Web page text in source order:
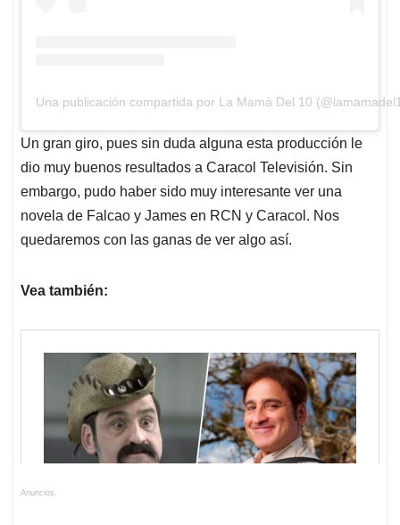
Una publicación compartida por La Mamá Del 10
Un gran giro, pues sin duda alguna esta producción le
dio muy buenos resultados a Caracol Televisión. Sin
embargo, pudo haber sido muy interesante ver una
novela de Falcao y James en RCN y Caracol. Nos
quedaremos con las ganas de ver algo así.
Vea también:
Anuncios.